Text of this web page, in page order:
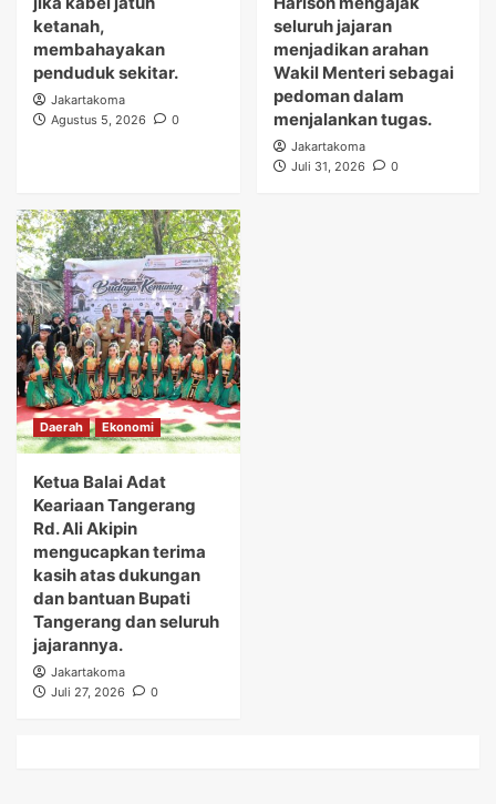
ketanah,
membahayakan
penduduk sekitar.
Jakartakoma
Agustus 5, 2026
0
seluruh jajaran
menjadikan arahan
Wakil Menteri sebagai
pedoman dalam
menjalankan tugas.
Jakartakoma
Juli 31, 2026
0
Daerah Ekonomi
Ketua Balai Adat
Keariaan Tangerang
Rd. Ali Akipin
mengucapkan terima
kasih atas dukungan
dan bantuan Bupati
Tangerang dan seluruh
jajarannya.
Jakartakoma
Juli 27, 2026
0